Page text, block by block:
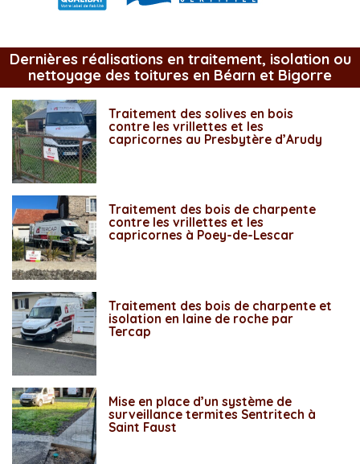
Dernières réalisations en traitement, isolation ou
nettoyage des toitures en Béarn et Bigorre
Traitement des solives en bois
contre les vrillettes et les
capricornes au Presbytère d’Arudy
Traitement des bois de charpente
contre les vrillettes et les
capricornes à Poey-de-Lescar
Traitement des bois de charpente et
isolation en laine de roche par
Tercap
Mise en place d’un système de
surveillance termites Sentritech à
Saint Faust